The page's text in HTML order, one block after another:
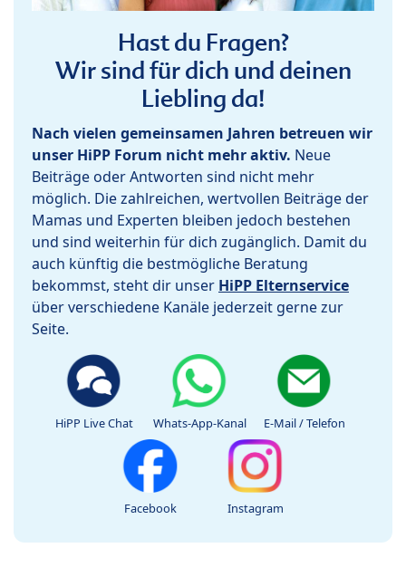
Hast du Fragen?
Wir sind für dich und deinen
Liebling da!
Nach vielen gemeinsamen Jahren betreuen wir
unser HiPP Forum nicht mehr aktiv. Neue
Beiträge oder Antworten sind nicht mehr
möglich. Die zahlreichen, wertvollen Beiträge der
Mamas und Experten bleiben jedoch bestehen
und sind weiterhin für dich zugänglich. Damit du
auch künftig die bestmögliche Beratung
bekommst, steht dir unser HiPP Elternservice
über verschiedene Kanäle jederzeit gerne zur
Seite.
HiPP Live Chat Whats-App-Kanal E-Mail / Telefon
Facebook Instagram